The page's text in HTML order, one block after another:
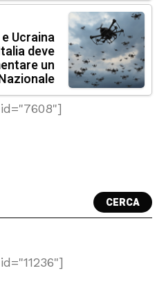
Ucraina
deve
un
CERCA